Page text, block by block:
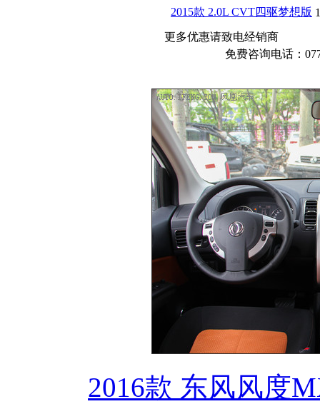
2015款 2.0L CVT四驱梦想版
更多优惠请致电经销商
免费咨询电话：
2016款 东风风度